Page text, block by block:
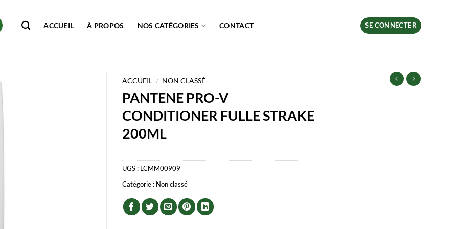
ACCUEIL À PROPOS NOS CATÉGORIES CONTACT SE CONNECTER
ACCUEIL / NON CLASSÉ
PANTENE PRO-V
CONDITIONER FULLE STRAKE
200ML
UGS : LCMM00909
Catégorie : Non classé